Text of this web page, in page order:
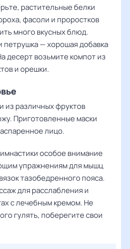
растительные белки
фасоли и проростков
много вкусных блюд.
— хорошая добавка
десерт возьмите компот из
и орешки.
из различных фруктов
Приготовленные маски
лицо.
особое внимание
упражнениям для мышц
тазобедренного пояса.
для расслабления и
с лечебным кремом. Не
гулять, поберегите свои